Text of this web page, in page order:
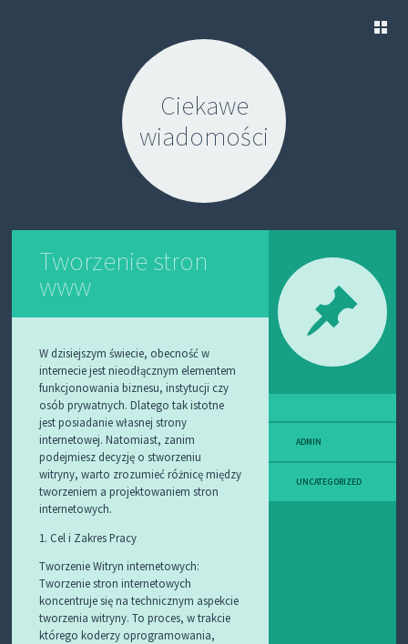
Ciekawe
wiadomości
Tworzenie stron
www
W dzisiejszym świecie, obecność w
internecie jest nieodłącznym elementem
funkcjonowania biznesu, instytucji czy
osób prywatnych. Dlatego tak istotne
jest posiadanie własnej strony
internetowej. Natomiast, zanim
podejmiesz decyzję o stworzeniu
witryny, warto zrozumieć różnicę między
tworzeniem a projektowaniem stron
internetowych.
1. Cel i Zakres Pracy
Tworzenie Witryn internetowych:
Tworzenie stron internetowych
koncentruje się na technicznym aspekcie
tworzenia witryny. To proces, w trakcie
którego koderzy oprogramowania,
ADMIN
UNCATEGORIZED